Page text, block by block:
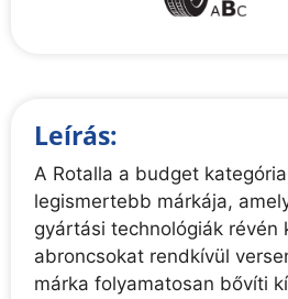
Leírás:
A Rotalla a budget
legismertebb márkája,
gyártási technológiák révén
abroncsokat rendkívül
márka folyamatosan bővíti